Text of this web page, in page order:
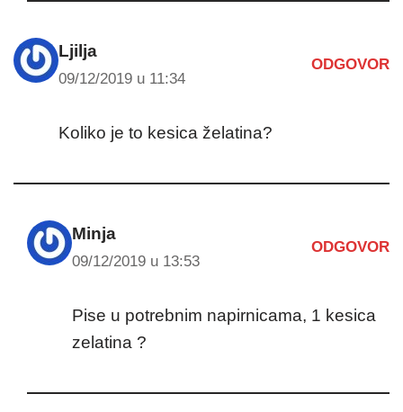
Ljilja
09/12/2019 u 11:34
ODGOVOR
Koliko je to kesica želatina?
Minja
09/12/2019 u 13:53
ODGOVOR
Pise u potrebnim napirnicama, 1 kesica
zelatina ?